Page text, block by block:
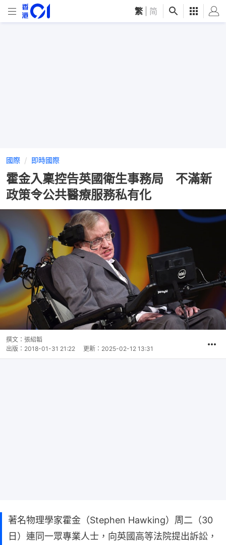
繁 简
國際 即時國際
霍金入稟控告英國衛生事務局 不滿新
政策令公共醫療服務私有化
撰文： 張紹韜
出版： 2018-01-31 21:22 更新： 2025-02-12 13:31
著名物理學家霍金（Stephen Hawking）周二（30
日）連同一眾專業人士，向英國高等法院提出訴訟，